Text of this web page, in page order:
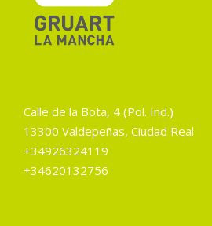
Calle de la Bota, 4 (Pol. Ind.)
13300 Valdepeñas, Ciudad Real
+34926324119
+34620132756